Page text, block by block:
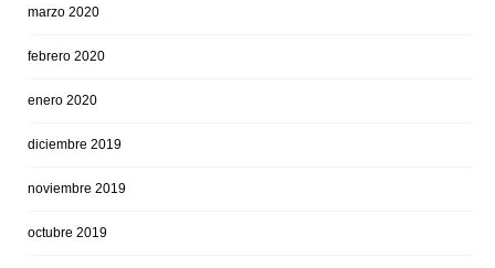
marzo 2020
febrero 2020
enero 2020
diciembre 2019
noviembre 2019
octubre 2019